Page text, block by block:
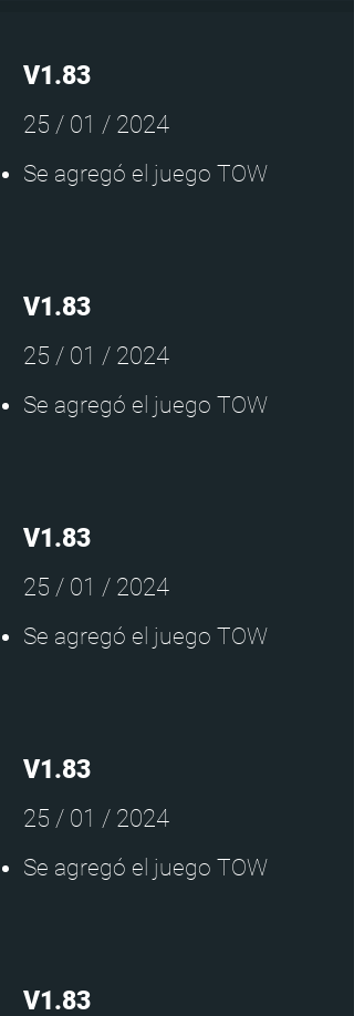
V1.83
25 / 01 / 2024
Se agregó el juego TOW
V1.83
25 / 01 / 2024
Se agregó el juego TOW
V1.83
25 / 01 / 2024
Se agregó el juego TOW
V1.83
25 / 01 / 2024
Se agregó el juego TOW
V1.83